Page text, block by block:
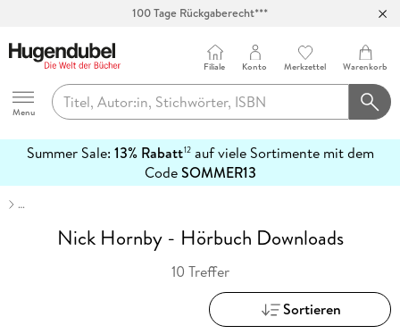
100 Tage Rückgaberecht***
Hugendubel
Menu
Filiale Konto Merkzettel Warenkorb
Summer Sale: 13% Rabatt12auf viele Sortimente mit dem
CodeSOMMER13
erfahren
…
Nick Hornby - Hörbuch Downloads
10 Treffer
Sortieren